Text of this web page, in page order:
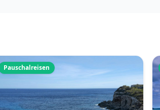
Pauschalreisen